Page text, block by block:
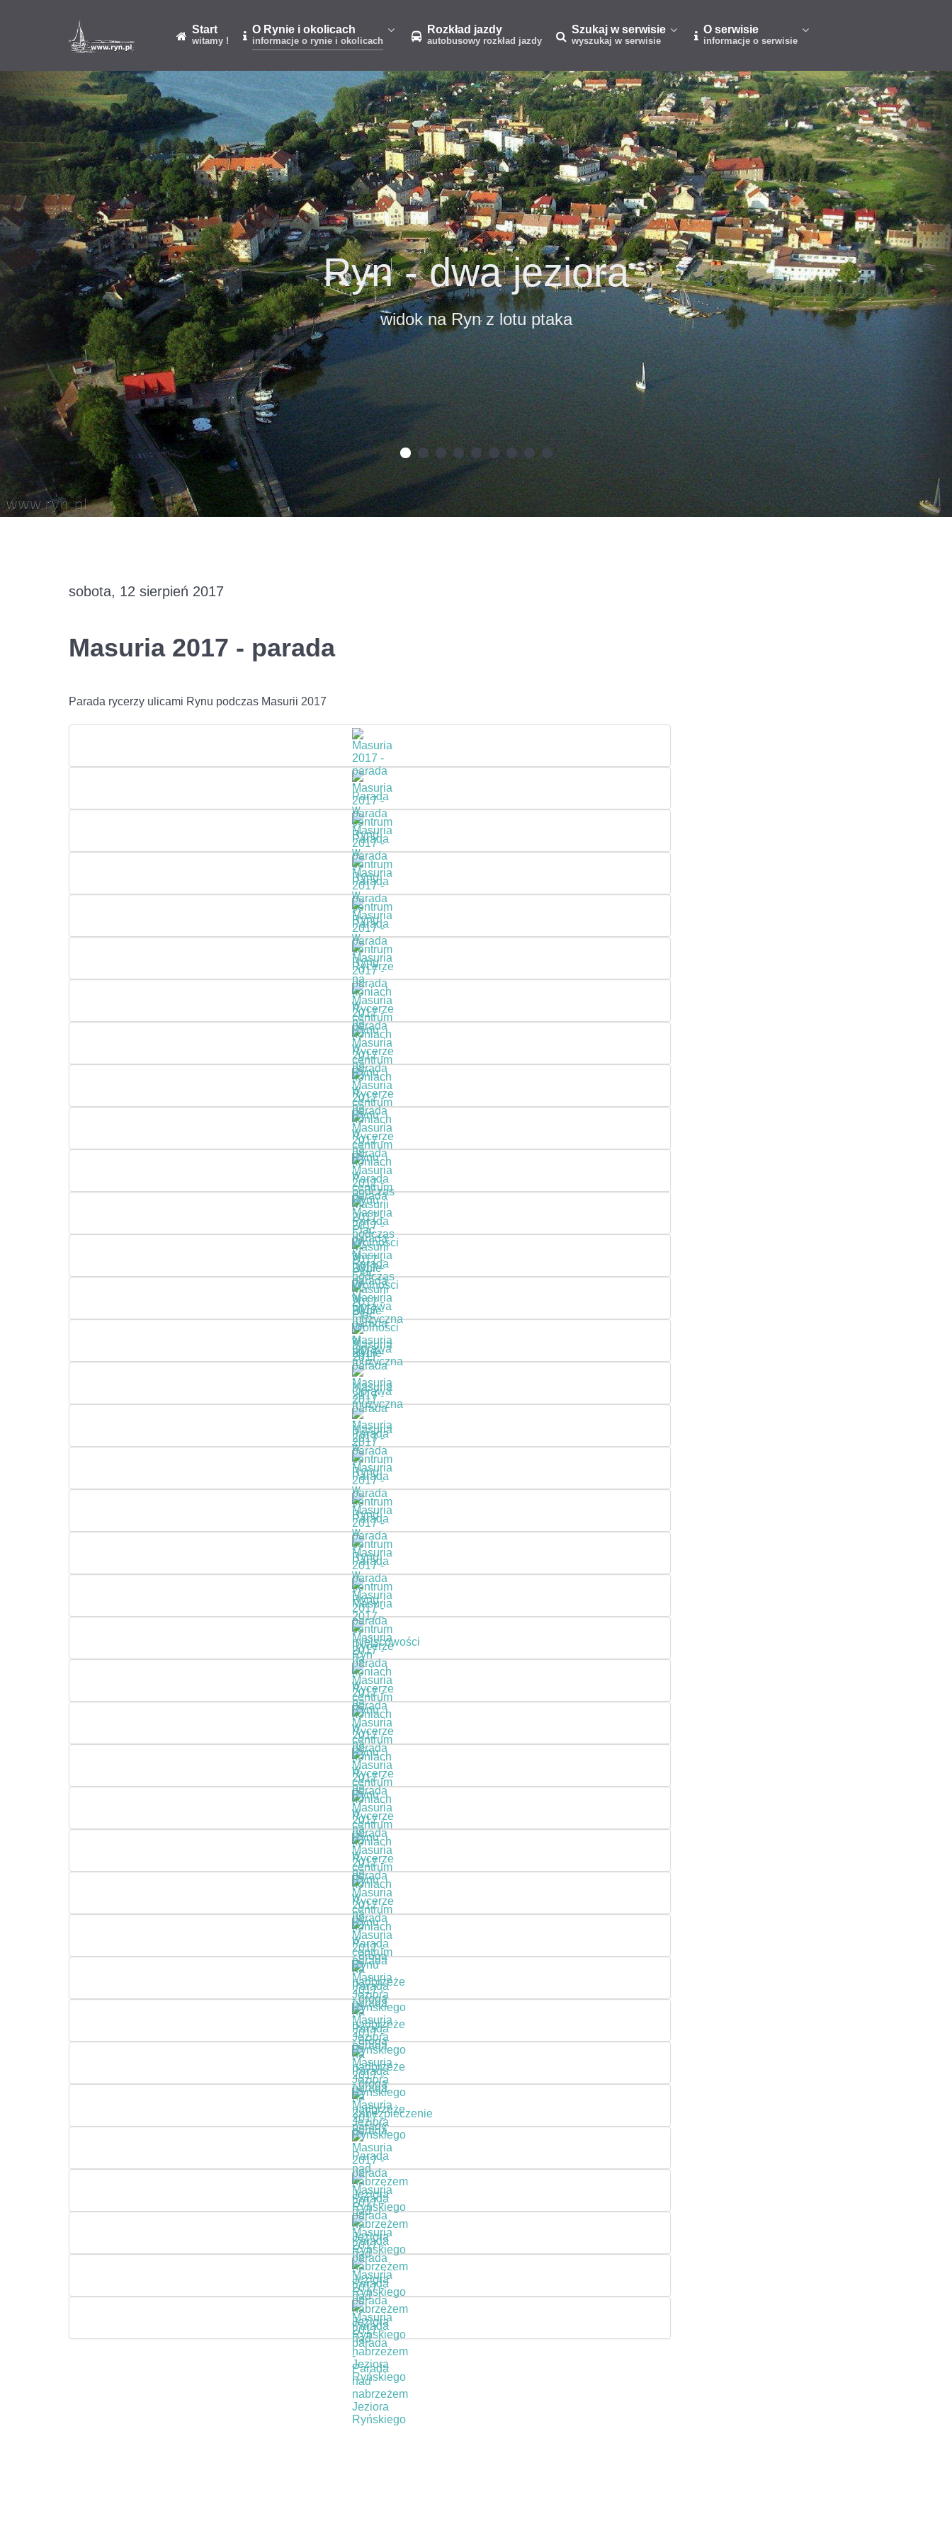
Start
witamy !
O Rynie i okolicach
informacje o rynie i okolicach
Rozkład jazdy
autobusowy rozkład jazdy
Szukaj w serwisie
wyszukaj w serwisie
O serwisie
informacje o serwisie
Ekomarina
ekomarina - port jachtowy w Rynie
sobota, 12 sierpień 2017
Masuria 2017 - parada
Parada rycerzy ulicami Rynu podczas Masurii 2017